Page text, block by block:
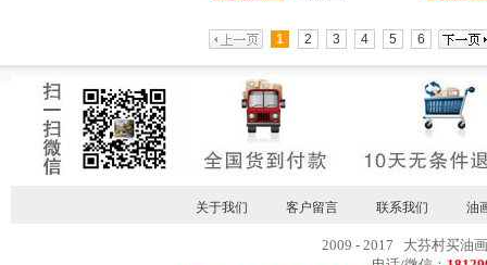
1 2 3 4 5 6
关于我们 客户留言 联系我们 油
2009 - 2017 大芬村买油